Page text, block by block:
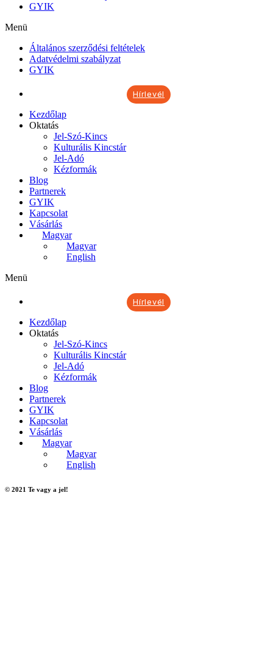
GYIK
Menü
Általános szerződési feltételek
Adatvédelmi szabályzat
GYIK
Hírlevél
Kezdőlap
Oktatás
Jel-Szó-Kincs
Kulturális Kincstár
Jel-Adó
Kézformák
Blog
Partnerek
GYIK
Kapcsolat
Vásárlás
Magyar
Magyar
English
Menü
Hírlevél
Kezdőlap
Oktatás
Jel-Szó-Kincs
Kulturális Kincstár
Jel-Adó
Kézformák
Blog
Partnerek
GYIK
Kapcsolat
Vásárlás
Magyar
Magyar
English
© 2021 Te vagy a jel!